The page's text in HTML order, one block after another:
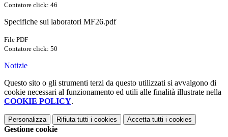
Contatore click: 46
Specifiche sui laboratori MF26.pdf
File PDF
Contatore click: 50
Notizie
Questo sito o gli strumenti terzi da questo utilizzati si avvalgono di
cookie necessari al funzionamento ed utili alle finalità illustrate nella
COOKIE POLICY.
Personalizza Rifiuta tutti i cookies Accetta tutti i cookies
Gestione cookie